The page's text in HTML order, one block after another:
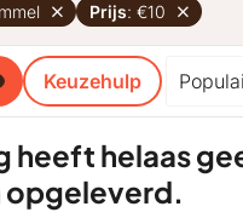
Prijs: €10
Keuzehulp
heeft helaas
opgeleverd.